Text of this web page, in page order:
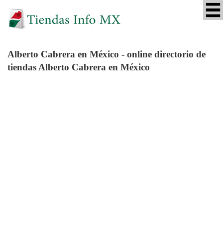
Alberto Cabrera en México - online directorio de
tiendas Alberto Cabrera en México